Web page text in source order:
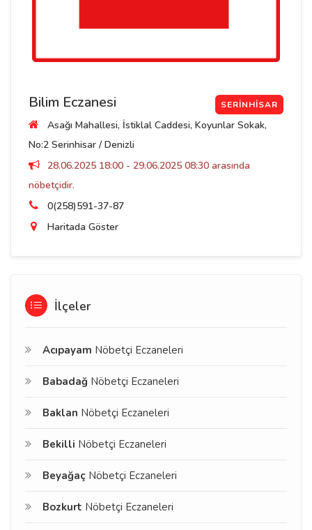
Bilim Eczanesi SERINHISAR
Asağı Mahallesi, İstiklal Caddesi, Koyunlar Sokak,
No:2 Serinhisar / Denizli
28.06.2025 18:00 - 29.06.2025 08:30 arasında
nöbetçidir.
0(258)591-37-87
Haritada Göster
İlçeler
Acıpayam Nöbetçi Eczaneleri
Babadağ Nöbetçi Eczaneleri
Baklan Nöbetçi Eczaneleri
Bekilli Nöbetçi Eczaneleri
Beyağaç Nöbetçi Eczaneleri
Bozkurt Nöbetçi Eczaneleri